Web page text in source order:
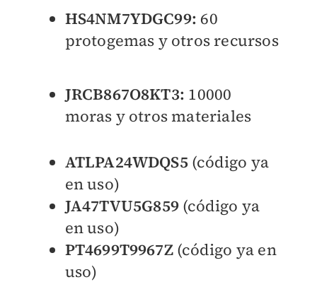
HS4NM7YDGC99: 60
protogemas y otros recursos
JRCB867O8KT3: 10000
moras y otros materiales
ATLPA24WDQS5 (código ya
en uso)
JA47TVU5G859(código ya
en uso)
PT4699T9967Z(código ya en
uso)